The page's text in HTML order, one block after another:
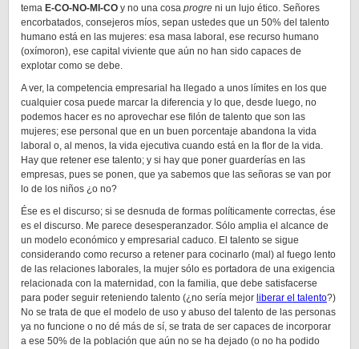
tema E-CO-NO-MI-CO y no una cosa progre ni un lujo ético. Señores
encorbatados, consejeros míos, sepan ustedes que un 50% del talento
humano está en las mujeres: esa masa laboral, ese recurso humano
(oxímoron), ese capital viviente que aún no han sido capaces de
explotar como se debe.
A ver, la competencia empresarial ha llegado a unos límites en los que
cualquier cosa puede marcar la diferencia y lo que, desde luego, no
podemos hacer es no aprovechar ese filón de talento que son las
mujeres; ese personal que en un buen porcentaje abandona la vida
laboral o, al menos, la vida ejecutiva cuando está en la flor de la vida.
Hay que retener ese talento; y si hay que poner guarderías en las
empresas, pues se ponen, que ya sabemos que las señoras se van por
lo de los niños ¿o no?
Ése es el discurso; si se desnuda de formas políticamente correctas, ése
es el discurso. Me parece desesperanzador. Sólo amplia el alcance de
un modelo económico y empresarial caduco. El talento se sigue
considerando como recurso a retener para cocinarlo (mal) al fuego lento
de las relaciones laborales, la mujer sólo es portadora de una exigencia
relacionada con la maternidad, con la familia, que debe satisfacerse
para poder seguir reteniendo talento (¿no sería mejor liberar el talento?)
No se trata de que el modelo de uso y abuso del talento de las personas
ya no funcione o no dé más de sí, se trata de ser capaces de incorporar
a ese 50% de la población que aún no se ha dejado (o no ha podido